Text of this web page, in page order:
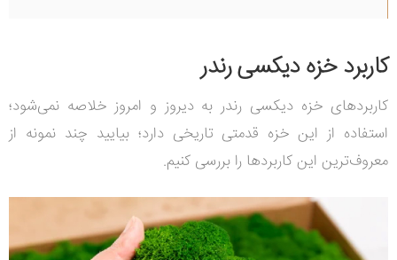
کاربرد خزه دیکسی رندر
کاربردهای خزه دیکسی رندر به دیروز و امروز خلاصه نمی‌شود؛
استفاده از این خزه قدمتی تاریخی دارد؛ بیایید چند نمونه از
معروف‌ترین این کاربردها را بررسی کنیم.